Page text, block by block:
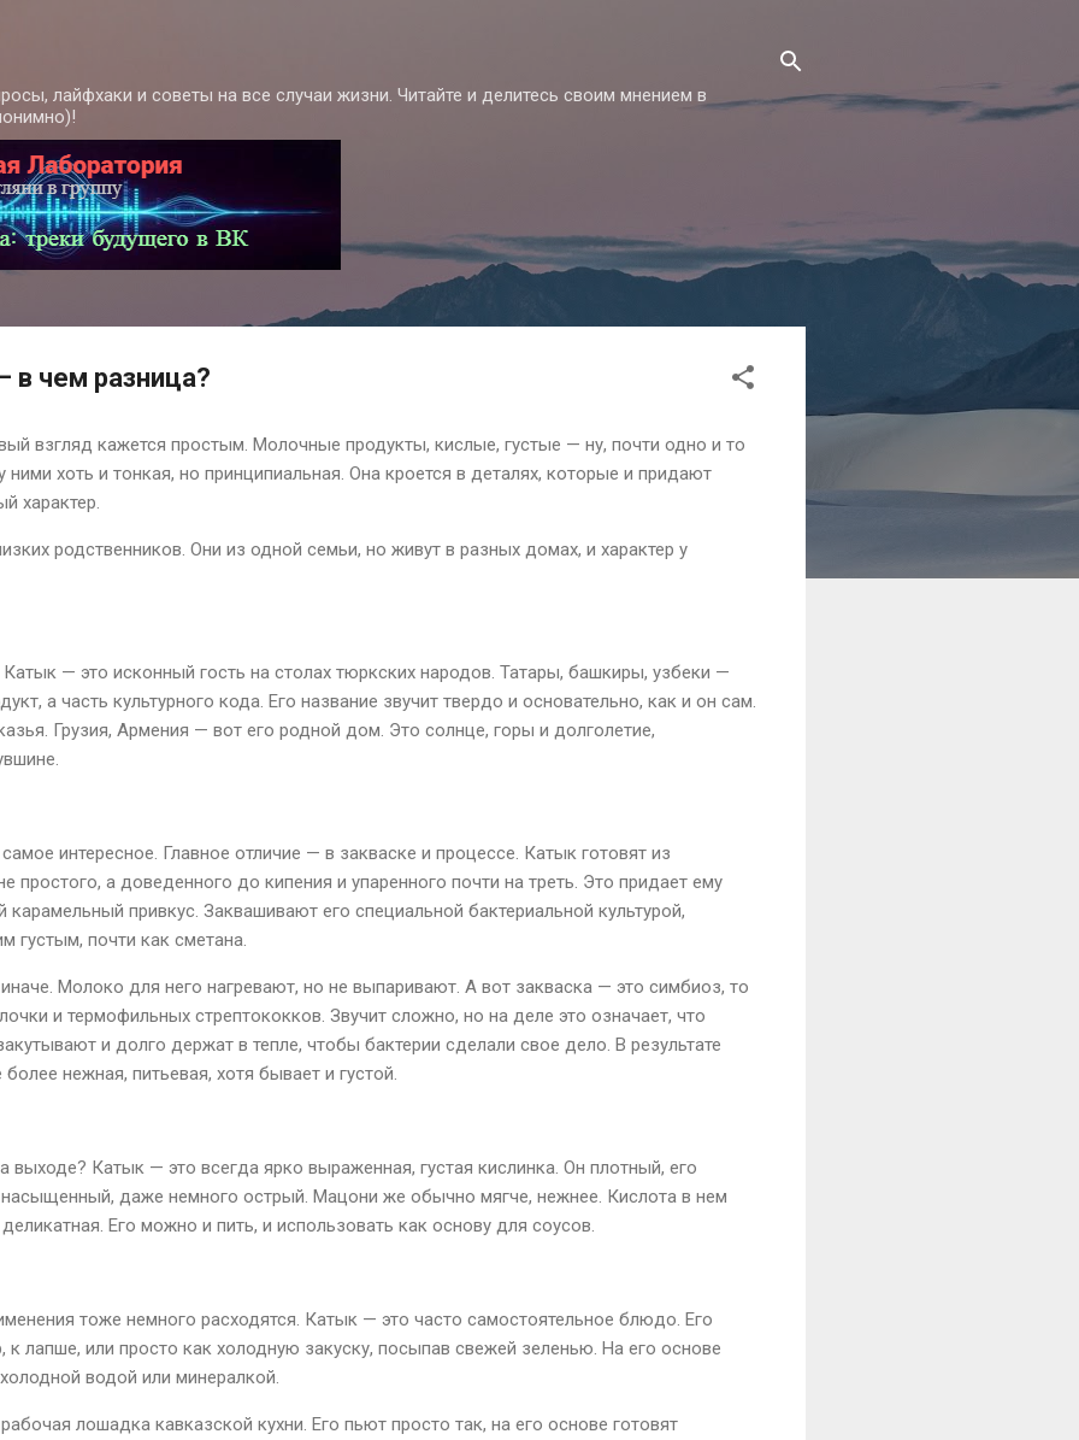
лайфхаки и советы на все случаи жизни. Читайте и делитесь своим мнением в
в чем разница?
взгляд кажется простым. Молочные продукты, кислые, густые — ну, почти одно и то
хоть и тонкая, но принципиальная. Она кроется в деталях, которые и придают
характер.
родственников. Они из одной семьи, но живут в разных домах, и характер у
Катык — это исконный гость на столах тюркских народов. Татары, башкиры, узбеки —
а часть культурного кода. Его название звучит твердо и основательно, как и он сам.
Грузия, Армения — вот его родной дом. Это солнце, горы и долголетие,
интересное. Главное отличие — в закваске и процессе. Катык готовят из
простого, а доведенного до кипения и упаренного почти на треть. Это придает ему
привкус. Заквашивают его специальной бактериальной культурой,
густым, почти как сметана.
Молоко для него нагревают, но не выпаривают. А вот закваска — это симбиоз, то
и термофильных стрептококков. Звучит сложно, но на деле это означает, что
и долго держат в тепле, чтобы бактерии сделали свое дело. В результате
нежная, питьевая, хотя бывает и густой.
выходе? Катык — это всегда ярко выраженная, густая кислинка. Он плотный, его
даже немного острый. Мацони же обычно мягче, нежнее. Кислота в нем
Его можно и пить, и использовать как основу для соусов.
тоже немного расходятся. Катык — это часто самостоятельное блюдо. Его
к лапше, или просто как холодную закуску, посыпав свежей зеленью. На его основе
водой или минералкой.
лошадка кавказской кухни. Его пьют просто так, на его основе готовят